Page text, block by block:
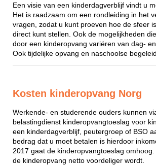
Een visie van een kinderdagverblijf vindt u
Het is raadzaam om een rondleiding in het
vragen, zodat u kunt proeven hoe de sfeer
direct kunt stellen. Ook de mogelijkheden
door een kinderopvang variëren van dag-
Ook tijdelijke opvang en naschoolse
Kosten kinderopvang Norg
Werkende- en studerende ouders kunnen
belastingdienst kinderopvangtoeslag voor
een kinderdagverblijf, peutergroep of BSO
bedrag dat u moet betalen is hierdoor
2017 gaat de kinderopvangtoeslag
de kinderopvang netto voordeliger wordt.